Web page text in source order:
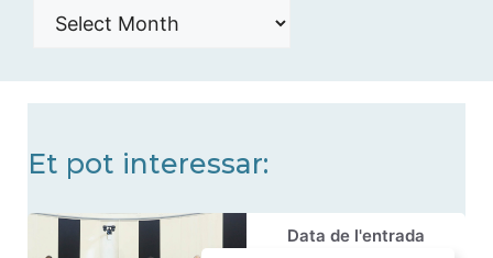
Histórico
Et pot interessar:
Data de l'entrada